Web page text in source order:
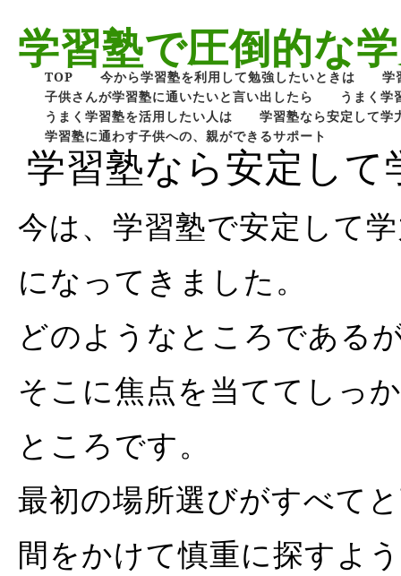
学習塾で圧倒的な
TOP 今から学習塾を利用して勉強したいときは
学
子供さんが学習塾に通いたいと言い出したら
うまく学
うまく学習塾を活用したい人は
学習塾なら安定して学
学習塾に通わす子供への、親ができるサポート
学習塾なら安定し
今は、学習塾で安定して
になってきました。
どのようなところである
そこに焦点を当ててしっ
ところです。
最初の場所選びがすべて
間をかけて慎重に探すよ